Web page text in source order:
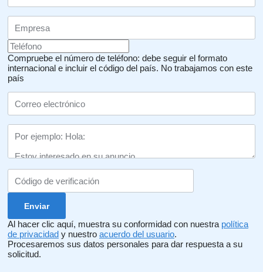
Compruebe el número de teléfono: debe seguir el formato
internacional e incluir el código del país. No trabajamos con este
país
Al hacer clic aquí, muestra su conformidad con nuestra política
de privacidad y nuestro acuerdo del usuario.
Procesaremos sus datos personales para dar respuesta a su
solicitud.